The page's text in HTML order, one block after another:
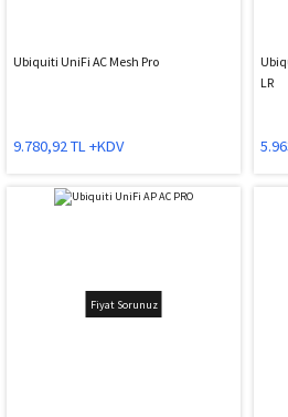
Ubiquiti UniFi AC Mesh Pro
9.780,92 TL +KDV
LR
Fiyat Sorunuz